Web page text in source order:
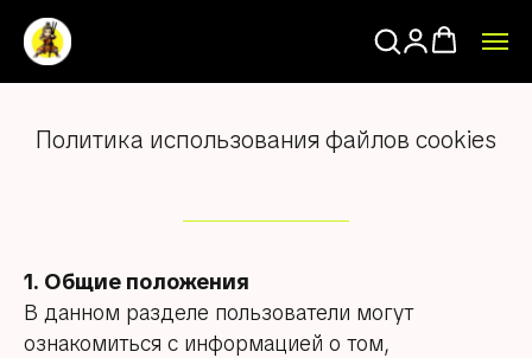
Политика использования файлов cookies
1. Общие положения
В данном разделе пользователи могут
ознакомиться с информацией о том,